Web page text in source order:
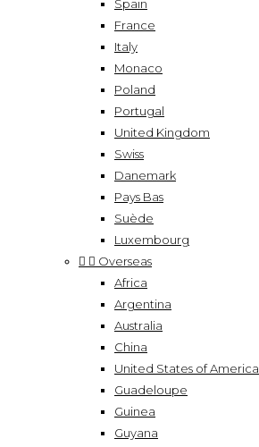
Spain
France
Italy
Monaco
Poland
Portugal
United Kingdom
Swiss
Danemark
Pays Bas
Suède
Luxembourg
  Overseas
Africa
Argentina
Australia
China
United States of America
Guadeloupe
Guinea
Guyana